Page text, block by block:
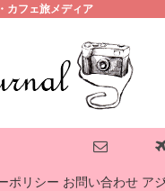
カフェ旅メディア
ポリシー お問い合わせ ア